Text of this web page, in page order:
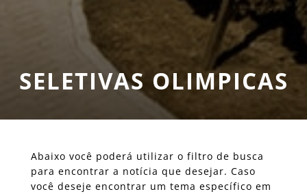
SELETIVAS OLIMPICAS
Abaixo você poderá utilizar o filtro de busca
para encontrar a notícia que desejar. Caso
você deseje encontrar um tema específico em